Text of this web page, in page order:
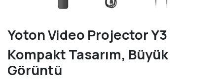
Yoton Video Projector Y3
Kompakt Tasarım, Büyük
Görüntü